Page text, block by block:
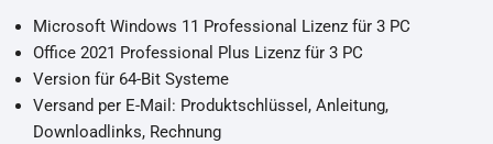
Microsoft Windows 11 Professional Lizenz für 3 PC
Office 2021 Professional Plus Lizenz für 3 PC
Version für 64-Bit Systeme
Versand per E-Mail: Produktschlüssel, Anleitung,
Downloadlinks, Rechnung